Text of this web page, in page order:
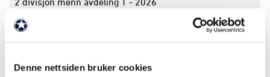
Denne nettsiden bruker cookies
S
2 divisjon menn avdeling 1 - 2026